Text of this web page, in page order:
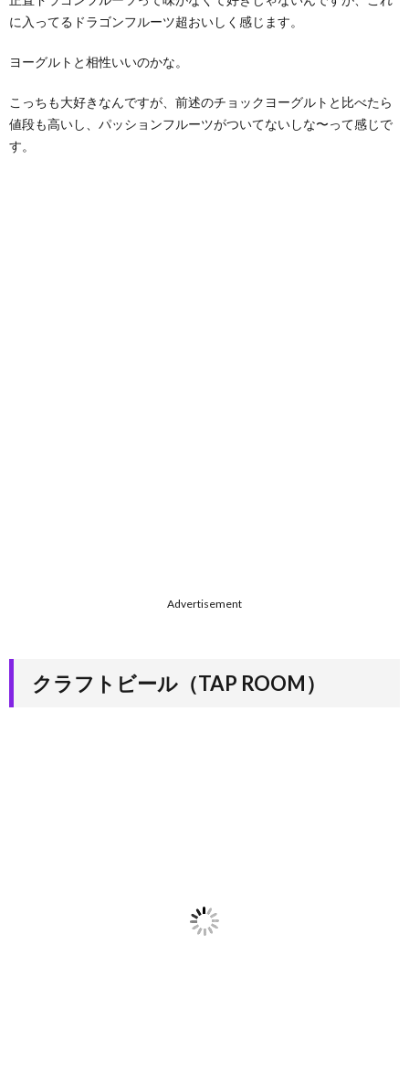
に入ってるドラゴンフルーツ超おいしく感じます。
ヨーグルトと相性いいのかな。
こっちも大好きなんですが、前述のチョックヨーグルトと比べたら
値段も高いし、パッションフルーツがついてないしな〜って感じで
す。
Advertisement
クラフトビール（TAP ROOM）